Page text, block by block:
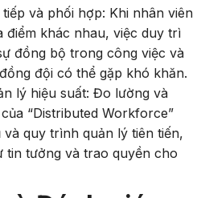
và phối hợp: Khi nhân viên
điểm khác nhau, việc duy trì
đồng bộ trong công việc và
đội có thể gặp khó khăn.
lý hiệu suất: Đo lường và
“Distributed Workforce”
quy trình quản lý tiên tiến,
tin tưởng và trao quyền cho